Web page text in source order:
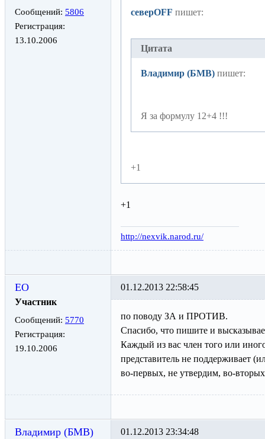
Сообщений: 5806
Регистрация:
13.10.2006
северOFF пишет:
Цитата
Владимир (БМВ) пишет:
Я за формулу 12+4 !!!
+1
+1
http://nexvik.narod.ru/
ЕО
Участник
Сообщений: 5770
Регистрация:
19.10.2006
01.12.2013 22:58:45
по поводу ЗА и ПРОТИВ.
Спасибо, что пишите и
Каждый из вас член того или
представитель не поддерживает
во-первых, не утвердим, во-
Владимир (БМВ) 01.12.2013 23:34:48